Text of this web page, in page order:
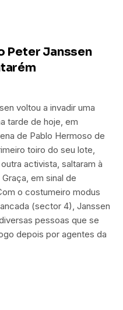
Janssen
voltou a invadir uma
tarde de hoje, em
de Pablo Hermoso de
toiro do seu lote,
activista, saltaram à
em sinal de
o costumeiro modus
(sector 4), Janssen
pessoas que se
depois por agentes da